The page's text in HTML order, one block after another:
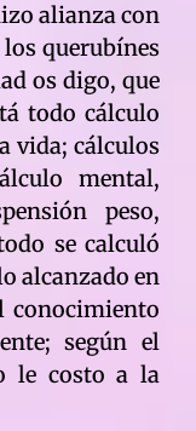
alianza con
querubínes
os digo, que
todo cálculo
vida; cálculos
mental,
peso,
se calculó
alcanzado en
conocimiento
según el
le costo a la